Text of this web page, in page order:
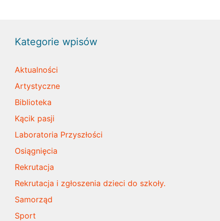
Kategorie wpisów
Aktualności
Artystyczne
Biblioteka
Kącik pasji
Laboratoria Przyszłości
Osiągnięcia
Rekrutacja
Rekrutacja i zgłoszenia dzieci do szkoły.
Samorząd
Sport